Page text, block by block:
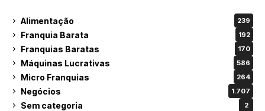
Alimentação 239
Franquia Barata 192
Franquias Baratas 170
Máquinas Lucrativas 586
Micro Franquias 264
Negócios 1.707
Sem categoria 2